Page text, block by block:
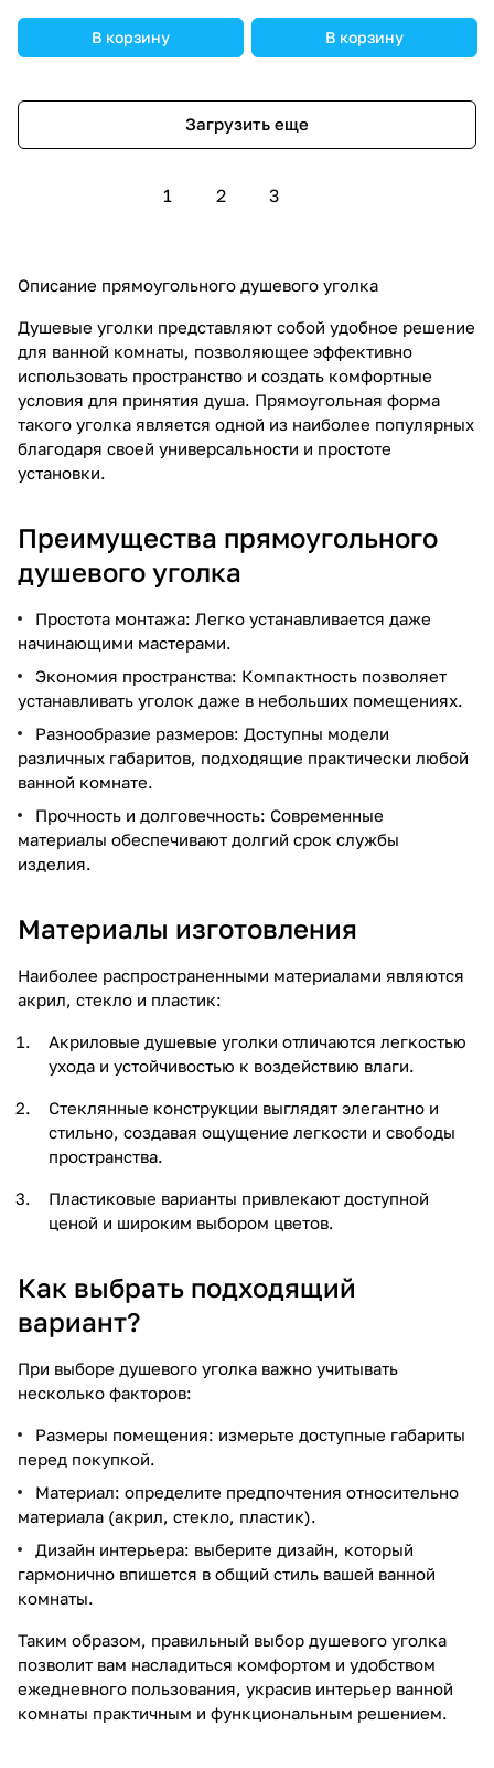
В корзину В корзину
Загрузить еще
1 2 3
Описание прямоугольного душевого уголка
Душевые уголки представляют собой удобное решение
для ванной комнаты, позволяющее эффективно
использовать пространство и создать комфортные
условия для принятия душа. Прямоугольная форма
такого уголка является одной из наиболее популярных
благодаря своей универсальности и простоте
установки.
Преимущества прямоугольного
душевого уголка
Простота монтажа: Легко устанавливается даже
начинающими мастерами.
Экономия пространства: Компактность позволяет
устанавливать уголок даже в небольших помещениях.
Разнообразие размеров: Доступны модели
различных габаритов, подходящие практически любой
ванной комнате.
Прочность и долговечность: Современные
материалы обеспечивают долгий срок службы
изделия.
Материалы изготовления
Наиболее распространенными материалами являются
акрил, стекло и пластик:
Акриловые душевые уголки отличаются легкостью
ухода и устойчивостью к воздействию влаги.
Стеклянные конструкции выглядят элегантно и
стильно, создавая ощущение легкости и свободы
пространства.
Пластиковые варианты привлекают доступной
ценой и широким выбором цветов.
Как выбрать подходящий
вариант?
При выборе душевого уголка важно учитывать
несколько факторов:
Размеры помещения: измерьте доступные габариты
перед покупкой.
Материал: определите предпочтения относительно
материала (акрил, стекло, пластик).
Дизайн интерьера: выберите дизайн, который
гармонично впишется в общий стиль вашей ванной
комнаты.
Таким образом, правильный выбор душевого уголка
позволит вам насладиться комфортом и удобством
ежедневного пользования, украсив интерьер ванной
комнаты практичным и функциональным решением.